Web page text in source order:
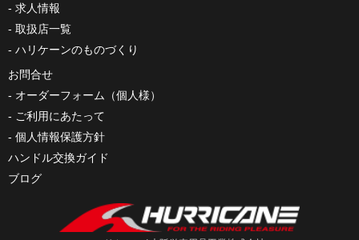
求人情報
取扱店一覧
ハリケーンのものづくり
お問合せ
オーダーフォーム（個人様）
ご利用にあたって
個人情報保護方針
ハンドル交換ガイド
ブログ